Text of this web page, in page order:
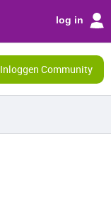
log in
Inloggen Community